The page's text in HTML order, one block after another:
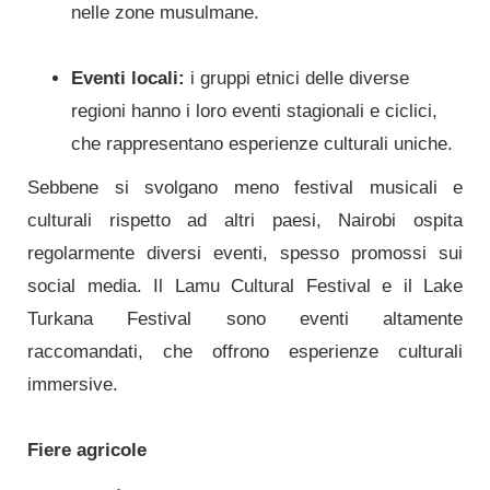
nelle zone musulmane.
Eventi locali: i gruppi etnici delle diverse
regioni hanno i loro eventi stagionali e ciclici,
che rappresentano esperienze culturali uniche.
Sebbene si svolgano meno festival musicali e
culturali rispetto ad altri paesi, Nairobi ospita
regolarmente diversi eventi, spesso promossi sui
social media. Il Lamu Cultural Festival e il Lake
Turkana Festival sono eventi altamente
raccomandati, che offrono esperienze culturali
immersive.
Fiere agricole